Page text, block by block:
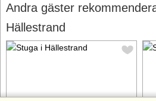
Andra gäster
Hällestrand